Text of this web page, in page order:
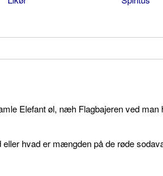
Elefant øl, næh Flagbajeren ved man
hvad er mængden på de røde